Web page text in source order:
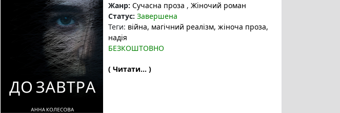
Жанр: Сучасна проза , Жіночий роман
Статус: Завершена
Теги: війна, магічний реалізм, жіноча проза,
надія
БЕЗКОШТОВНО
( Читати... )